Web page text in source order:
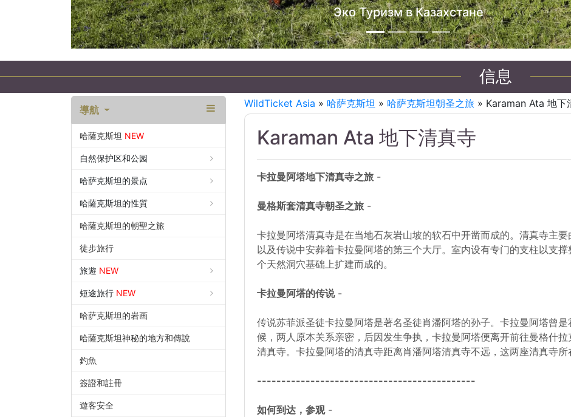
哈萨克斯坦吉普车之旅
信息
導航
哈薩克斯坦 NEW
自然保护区和公园
哈萨克斯坦的景点
哈薩克斯坦的性質
哈薩克斯坦的朝聖之旅
徒步旅行
旅遊 NEW
短途旅行 NEW
哈萨克斯坦的岩画
哈薩克斯坦神秘的地方和傳說
釣魚
簽證和註冊
遊客安全
WildTicket Asia » 哈萨克斯坦 » 哈萨克斯坦朝圣之旅 » Karaman Ata 地下
Karaman Ata 地下清真寺
卡拉曼阿塔地下清真寺之旅 -
曼格斯套清真寺朝圣之旅 -
卡拉曼阿塔清真寺是在当地石灰岩山坡的软石中开凿而成的。清真寺主要
以及传说中安葬着卡拉曼阿塔的第三个大厅。室内设有专门的支柱以支
个天然洞穴基础上扩建而成的。
卡拉曼阿塔的传说-
传说苏菲派圣徒卡拉曼阿塔是著名圣徒肖潘阿塔的孙子。卡拉曼阿塔曾是
候，两人原本关系亲密，后因发生争执，卡拉曼阿塔便离开前往曼格什
清真寺。卡拉曼阿塔的清真寺距离肖潘阿塔清真寺不远，这两座清真寺所
---------------------------------------------
如何到达，参观-